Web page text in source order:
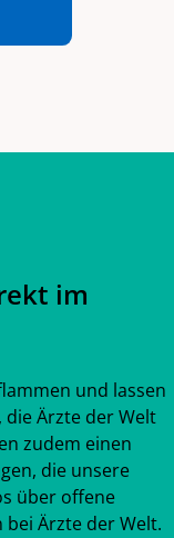
im
und lassen
die Ärzte der Welt
zudem einen
die unsere
über offene
Ärzte der Welt.